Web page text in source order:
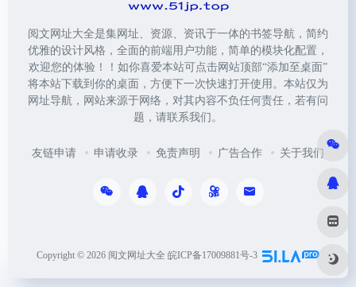
阅文网址大全是集网址、资源、资讯于一体的书签导航，简约
优雅的设计风格，全面的前端用户功能，简单的模块化配置，
欢迎您的体验！！如你喜爱本站可点击网站顶部“添加至桌面”
将本站下载到你的桌面，方便下一次快速打开使用。本站仅为
网址导航，网站来源于网络，对其内容不负任何责任，若有问
题，请联系我们。
友链申请 申请收录 免责声明 广告合作 关于我们
Copyright © 2026 阅文网址大全 皖ICP备17009881号-3